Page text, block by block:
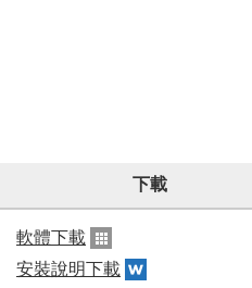
下載
軟體下載
安裝說明下載